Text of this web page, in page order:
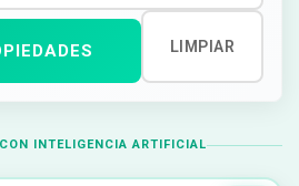
LIMPIAR
INTELIGENCIA ARTIFICIAL